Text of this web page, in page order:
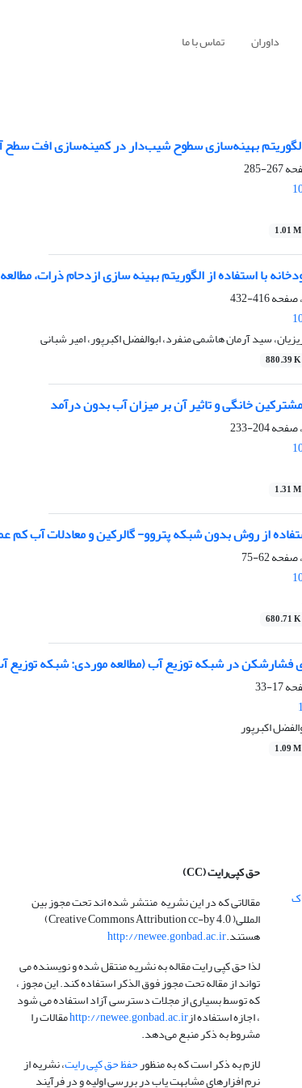
داوران تماس با ما
بهینه‌سازی سطوح شیب‌دار در کمینه‌سازی افت سطح
267-285
1.01 M
با استفاده از الگوریتم بهینه سازی ازدحام ذرات،
416-432
سید آرمان هاشمی منفرد، ابوالفضل اکبرپور، امیر شبانی
880.39 K
خانگی و تاثیر آن بر میزان آب بدون درآمد
204-233
1.31 M
از روش بدون شبکه پتروو- گالرکین و معادلات آب کم
62-75
680.71 K
فشارشکن در شبکه توزیع آب (مطالعه موردی: شبکه توزیع
17-33
اکبرپور
1.09 M
حق کپی‌رایت(CC)
مقالاتی که در این نشریه منتشر شده اند تحت مجوز بین
المللی( Creative Commons Attribution cc-by 4.0)
هستند.http://newee.gonbad.ac.ir
لذا حق کپی رایت مقاله به نشریه منتقل شده و نویسنده می
تواند از مقاله تحت مجوز فوق الذکر استفاده کند. این مجوز ،
که توسط بسیاری از مجلات دسترسی آزاد استفاده می شود
، اجازه استفاده ازhttp://newee.gonbad.ac.irمقالات را
مشروط به ذکر منبع می‌دهد.
لازم به ذکر است که به منظورحفظ حق کپی رایت، نشریه از
نرم افزارهای مشابهت یاب در بررسی اولیه و در فرآیند